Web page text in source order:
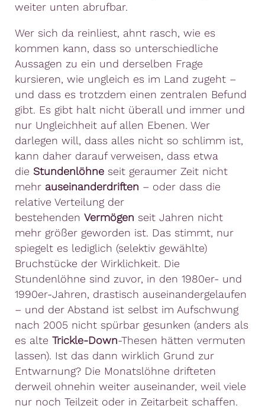
weiter unten abrufbar.
Wer sich da reinliest, ahnt rasch, wie es
kommen kann, dass so unterschiedliche
Aussagen zu ein und derselben Frage
kursieren, wie ungleich es im Land zugeht –
und dass es trotzdem einen zentralen Befund
gibt. Es gibt halt nicht überall und immer und
nur Ungleichheit auf allen Ebenen. Wer
darlegen will, dass alles nicht so schlimm ist,
kann daher darauf verweisen, dass etwa
die Stundenlöhne seit geraumer Zeit nicht
mehr auseinanderdriften – oder dass die
relative Verteilung der
bestehenden Vermögen seit Jahren nicht
mehr größer geworden ist. Das stimmt, nur
spiegelt es lediglich (selektiv gewählte)
Bruchstücke der Wirklichkeit. Die
Stundenlöhne sind zuvor, in den 1980er- und
1990er-Jahren, drastisch auseinandergelaufen
– und der Abstand ist selbst im Aufschwung
nach 2005 nicht spürbar gesunken (anders als
es alte Trickle-Down-Thesen hätten vermuten
lassen). Ist das dann wirklich Grund zur
Entwarnung? Die Monatslöhne drifteten
derweil ohnehin weiter auseinander, weil viele
nur noch Teilzeit oder in Zeitarbeit schaffen.